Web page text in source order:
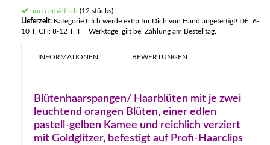
noch erhältlich (12 stücks)
Lieferzeit: Kategorie I: Ich werde extra für Dich von Hand angefertigt! DE: 6-
10 T, CH: 8-12 T, T = Werktage, gilt bei Zahlung am Bestelltag.
INFORMATIONEN BEWERTUNGEN
Blütenhaarspangen/ Haarblüten mit je zwei
leuchtend orangen Blüten, einer edlen
pastell-gelben Kamee und reichlich verziert
mit Goldglitzer, befestigt auf Profi-Haarclips